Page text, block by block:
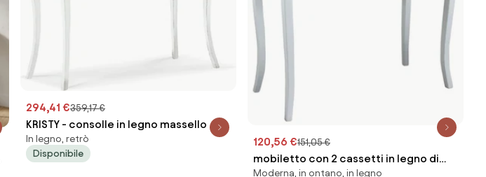
294,41 €359,17 €
KRISTY - consolle in legno massello
In legno, retrò
Disponibile
120,56 €151,05 €
mobiletto con 2 cassetti in legno di
Moderna, in ontano, in legno